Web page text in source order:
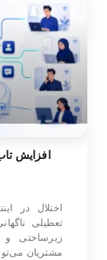
افزایش
اختلال در
تعطیلی
زیرساختی و
مشتریان